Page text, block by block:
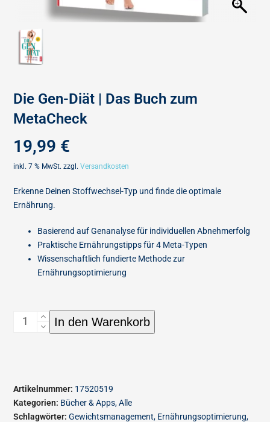
Die Gen-Diät | Das Buch zum
MetaCheck
19,99 €
inkl. 7 % MwSt. zzgl.Versandkosten
Erkenne Deinen Stoffwechsel-Typ und finde die optimale
Ernährung.
Basierend auf Genanalyse für individuellen Abnehmerfolg
Praktische Ernährungstipps für 4 Meta-Typen
Wissenschaftlich fundierte Methode zur
Ernährungsoptimierung
In den Warenkorb
Artikelnummer: 17520519
Kategorien: Bücher & Apps,Alle
Schlagwörter: Gewichtsmanagement, Ernährungsoptimierung,